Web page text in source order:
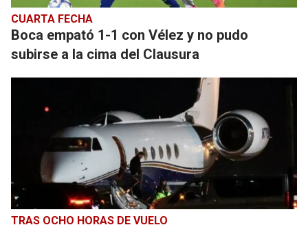
CUARTA FECHA
Boca empató 1-1 con Vélez y no pudo
subirse a la cima del Clausura
TRAS OCHO HORAS DE VUELO